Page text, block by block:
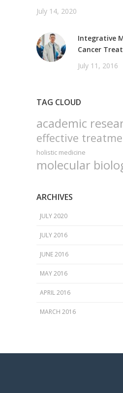
July 14, 2020
Integrative
Cancer
July 11, 2016
TAG CLOUD
academic
effective
holistic medicine
molecular
ARCHIVES
JULY 2020
JULY 2016
JUNE 2016
MAY 2016
APRIL 2016
MARCH 2016